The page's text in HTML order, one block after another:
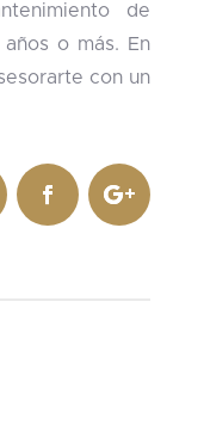
de
o más. En
con un